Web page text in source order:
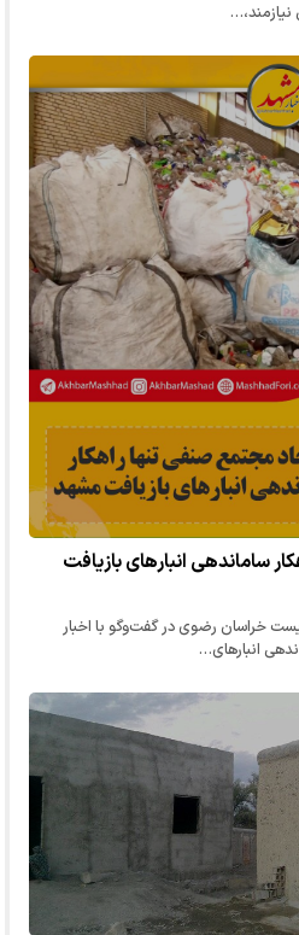
ساماندهی انبارهای بازیافت
خراسان رضوی در گفت‌وگو با اخبار
انبارهای…